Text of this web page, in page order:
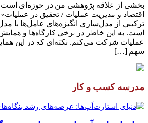
بخشی از علاقه پژوهشی من در حوزه‌ای است
اقتصاد و مدیریت عملیات / تحقیق در
ترکیبی از مدل‌سازی انگیزه‌های عامل‌ها با
است. به این خاطر در برخی کارگاه‌ها و
عملیات شرکت می‌کنم. نکته‌ای که در این
سهم […]
مدرسه کسب و کار